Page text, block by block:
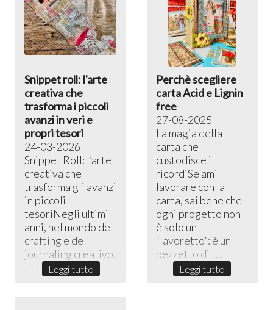
Snippet roll: l'arte
creativa che
trasforma i piccoli
avanzi in veri e
propri tesori
24-03-2026
Snippet Roll: l’arte
creativa che
trasforma gli avanzi
in piccoli
tesoriNegli ultimi
anni, nel mondo del
crafting e del
journaling creativo,
lo sni...Leggi tutto
Perchè scegliere
carta Acid e Lignin
free
27-08-2025
La magia della
carta che
custodisce i
ricordiSe ami
lavorare con la
carta, sai bene che
ogni progetto non
è solo un
“lavoretto”: è un
pezzetto di t...
Leggi tutto